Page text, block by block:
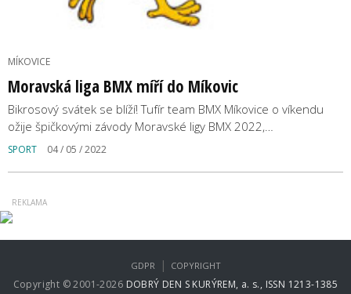
MÍKOVICE
Moravská liga BMX míří do Míkovic
Bikrosový svátek se blíží! Tufír team BMX Míkovice o víkendu
ožije špičkovými závody Moravské ligy BMX 2022,…
SPORT 04 / 05 / 2022
Copyright © 2001-2026 DOBRÝ DEN S KURÝREM, a. s., ISSN 1213-1385
GDPR | COPYRIGHT